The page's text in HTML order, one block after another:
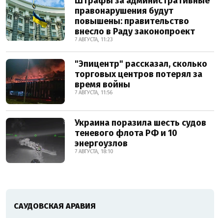
правонарушения будут
повышены: правительство
внесло в Раду законопроект
7 АВГУСТА, 11:23
"Эпицентр" рассказал, сколько
торговых центров потерял за
время войны
7 АВГУСТА, 11:56
Украина поразила шесть судов
теневого флота РФ и 10
энергоузлов
7 АВГУСТА, 18:10
САУДОВСКАЯ АРАВИЯ